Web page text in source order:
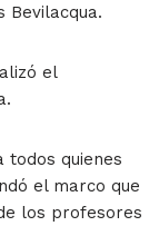
Bevilacqua.
el
todos quienes
el marco que
los profesores